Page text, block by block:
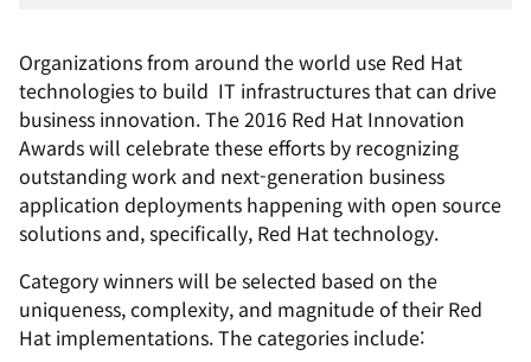
Organizations from around the world use Red Hat
technologies to build IT infrastructures that can drive
business innovation. The 2016 Red Hat Innovation
Awards will celebrate these efforts by recognizing
outstanding work and next-generation business
application deployments happening with open source
solutions and, specifically, Red Hat technology.
Category winners will be selected based on the
uniqueness, complexity, and magnitude of their Red
Hat implementations. The categories include: